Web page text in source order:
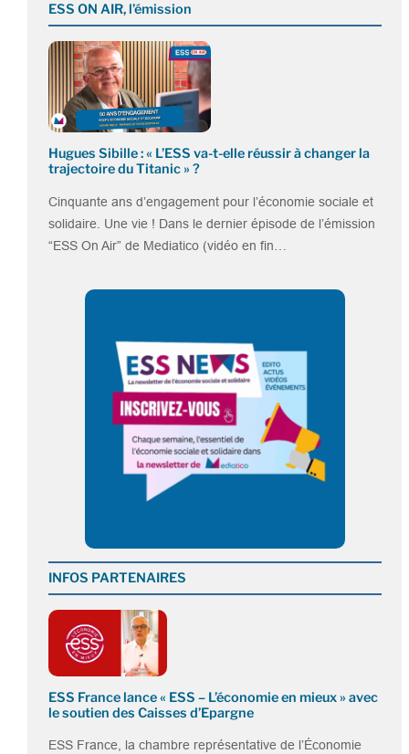
ESS ON AIR, l’émission
Hugues Sibille : « L’ESS va-t-elle réussir à changer la
trajectoire du Titanic » ?
Cinquante ans d’engagement pour l’économie sociale et
solidaire. Une vie ! Dans le dernier épisode de l’émission
“ESS On Air” de Mediatico (vidéo en fin…
INFOS PARTENAIRES
ESS France lance « ESS – L’économie en mieux » avec
le soutien des Caisses d’Epargne
ESS France, la chambre représentative de l’Économie